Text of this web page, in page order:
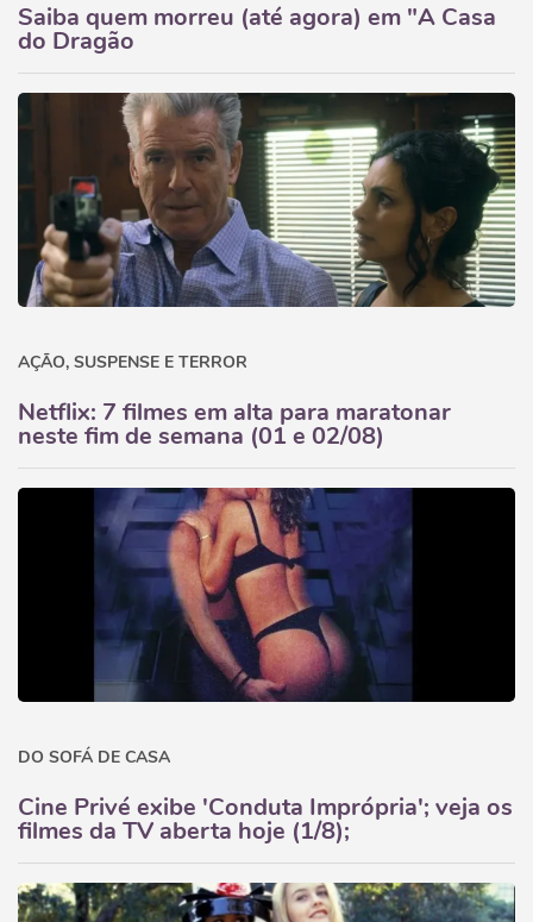
Saiba quem morreu (até agora) em "A Casa
do Dragão
AÇÃO, SUSPENSE E TERROR
Netflix: 7 filmes em alta para maratonar
neste fim de semana (01 e 02/08)
DO SOFÁ DE CASA
Cine Privé exibe 'Conduta Imprópria'; veja os
filmes da TV aberta hoje (1/8);